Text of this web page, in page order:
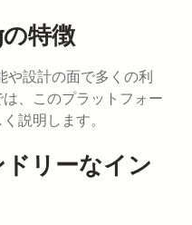
特徴
や設計の面で多くの利
、このプラットフォー
説明します。
リーなイン